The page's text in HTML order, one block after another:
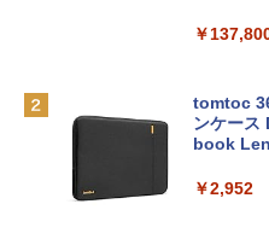
￥
tomtoc
ンケース
book
￥2,952